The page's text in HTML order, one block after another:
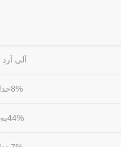
آلی
8%حداکثر
44%به من